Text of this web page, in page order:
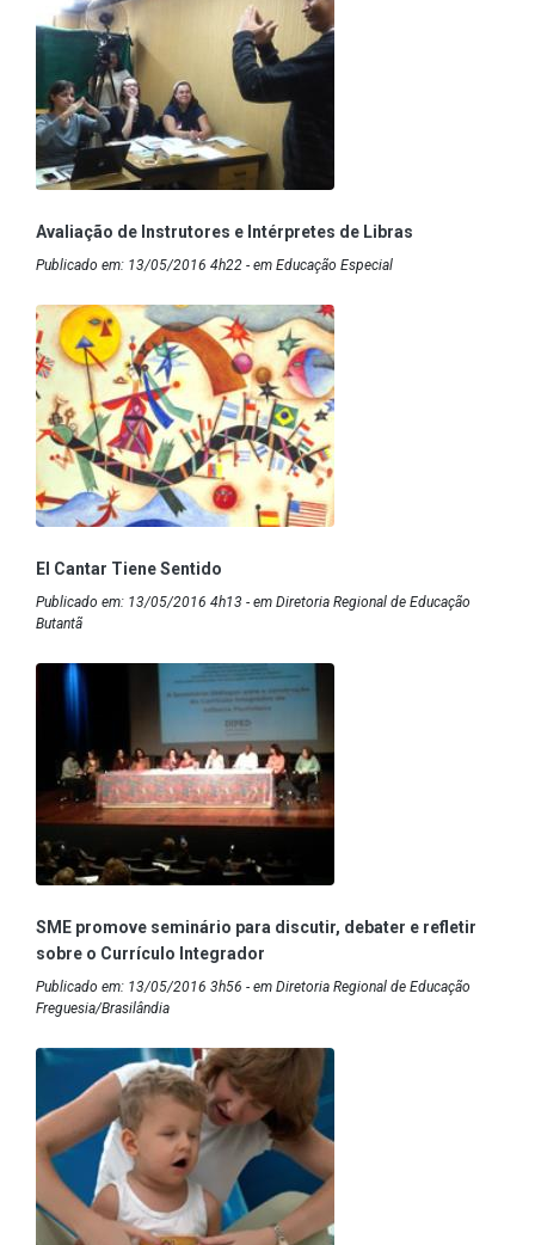
Avaliação de Instrutores e Intérpretes de Libras
Publicado em: 13/05/2016 4h22 - em Educação Especial
El Cantar Tiene Sentido
Publicado em: 13/05/2016 4h13 - em Diretoria Regional de Educação
Butantã
SME promove seminário para discutir, debater e refletir
sobre o Currículo Integrador
Publicado em: 13/05/2016 3h56 - em Diretoria Regional de Educação
Freguesia/Brasilândia